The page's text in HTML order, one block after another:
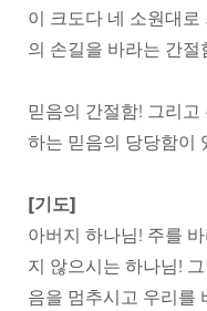
이 크도다 네 소원대로
의 손길을 바라는 간
믿음의 간절함! 그리
하는 믿음의 당당함이
[기도]
아버지 하나님! 주를
지 않으시는 하나님!
음을 멈추시고 우리를